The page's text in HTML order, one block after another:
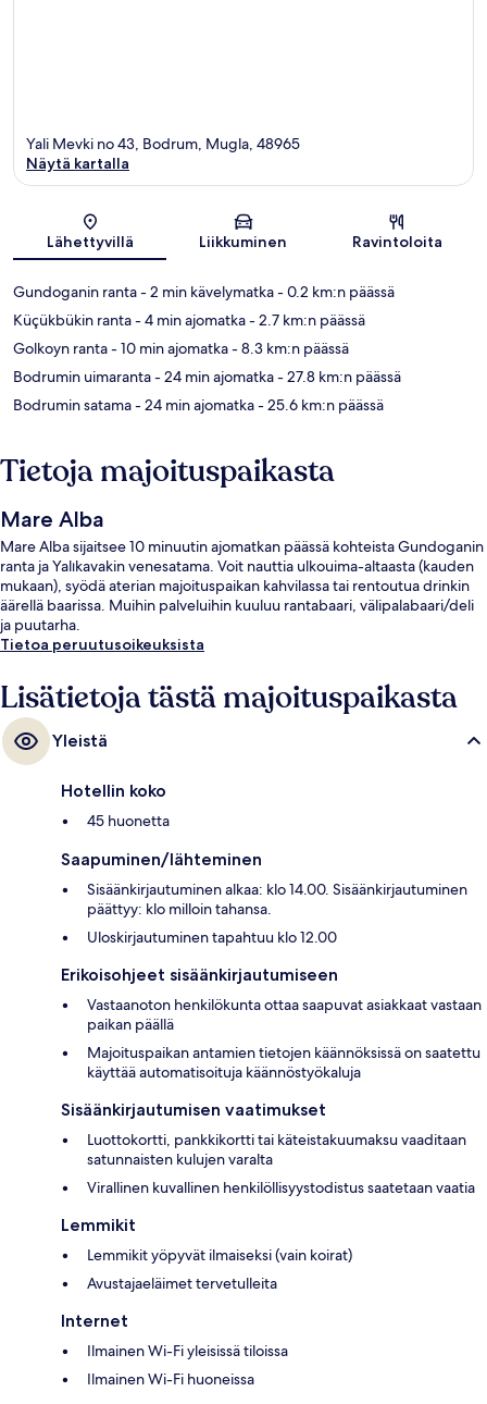
Kartta
Yali Mevki no 43, Bodrum, Mugla, 48965
Näytä kartalla
Lähettyvillä Liikkuminen Ravintoloita
Gundoganin ranta- 2 min kävelymatka- 0.2 km:n päässä
Küçükbükin ranta- 4 min ajomatka- 2.7 km:n päässä
Golkoyn ranta- 10 min ajomatka- 8.3 km:n päässä
Bodrumin uimaranta- 24 min ajomatka- 27.8 km:n päässä
Bodrumin satama- 24 min ajomatka- 25.6 km:n päässä
Tietoja majoituspaikasta
Mare Alba
Mare Alba sijaitsee 10 minuutin ajomatkan päässä kohteista Gundoganin
ranta ja Yalıkavakin venesatama. Voit nauttia ulkouima-altaasta (kauden
mukaan), syödä aterian majoituspaikan kahvilassa tai rentoutua drinkin
äärellä baarissa. Muihin palveluihin kuuluu rantabaari, välipalabaari/deli
ja puutarha.
Tietoa peruutusoikeuksista
Lisätietoja tästä majoituspaikasta
Yleistä
Hotellin koko
45 huonetta
Saapuminen/lähteminen
Sisäänkirjautuminen alkaa: klo 14.00. Sisäänkirjautuminen
päättyy: klo milloin tahansa.
Uloskirjautuminen tapahtuu klo 12.00
Erikoisohjeet sisäänkirjautumiseen
Vastaanoton henkilökunta ottaa saapuvat asiakkaat vastaan
paikan päällä
Majoituspaikan antamien tietojen käännöksissä on saatettu
käyttää automatisoituja käännöstyökaluja
Sisäänkirjautumisen vaatimukset
Luottokortti, pankkikortti tai käteistakuumaksu vaaditaan
satunnaisten kulujen varalta
Virallinen kuvallinen henkilöllisyystodistus saatetaan vaatia
Lemmikit
Lemmikit yöpyvät ilmaiseksi (vain koirat)
Avustajaeläimet tervetulleita
Internet
Ilmainen Wi-Fi yleisissä tiloissa
Ilmainen Wi-Fi huoneissa